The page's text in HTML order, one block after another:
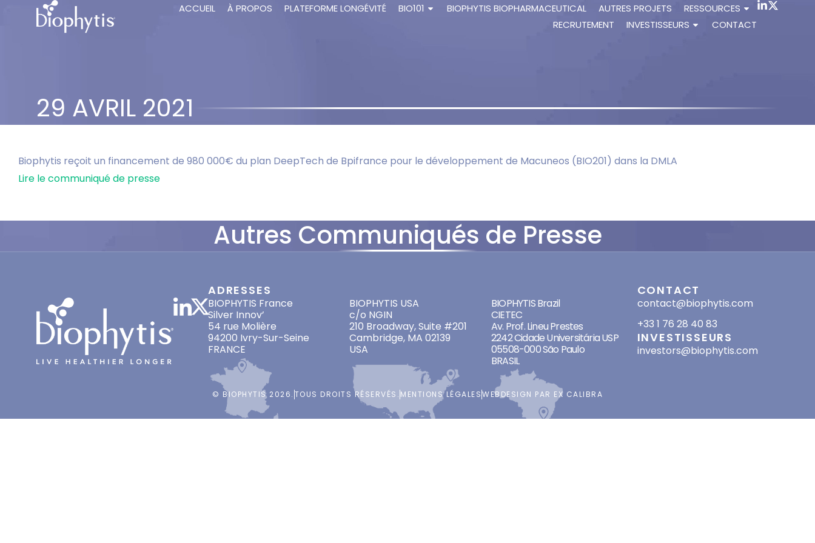
ACCUEIL À PROPOS PLATEFORME LONGÉVITÉ BIO101 BIOPHYTIS BIOPHARMACEUTICAL AUTRES PROJETS
RESSOURCES
RECRUTEMENT
INVESTISSEURS CONTACT
29 AVRIL 2021
Biophytis reçoit un financement de 980 000€ du plan DeepTech de Bpifrance pour le développement de Macuneos (BIO201) dans la DMLA
Lire le communiqué de presse
Autres Communiqués de Presse
ADRESSES
BIOPHYTIS France
Silver Innov’
54 rue Molière
94200 Ivry-Sur-Seine
FRANCE
BIOPHYTIS USA
c/o NGIN
210 Broadway, Suite #201
Cambridge, MA 02139
USA
BIOPHYTIS Brazil
CIETEC
Av. Prof. Lineu Prestes
2242 Cidade Universitária USP
05508-000 São Paulo
BRASIL
CONTACT
contact@biophytis.com
+33 1 76 28 40 83
INVESTISSEURS
investors@biophytis.com
© BIOPHYTIS 2026. TOUS DROITS RÉSERVÉS. MENTIONS LÉGALESWEBDESIGN PAR EX CALIBRA